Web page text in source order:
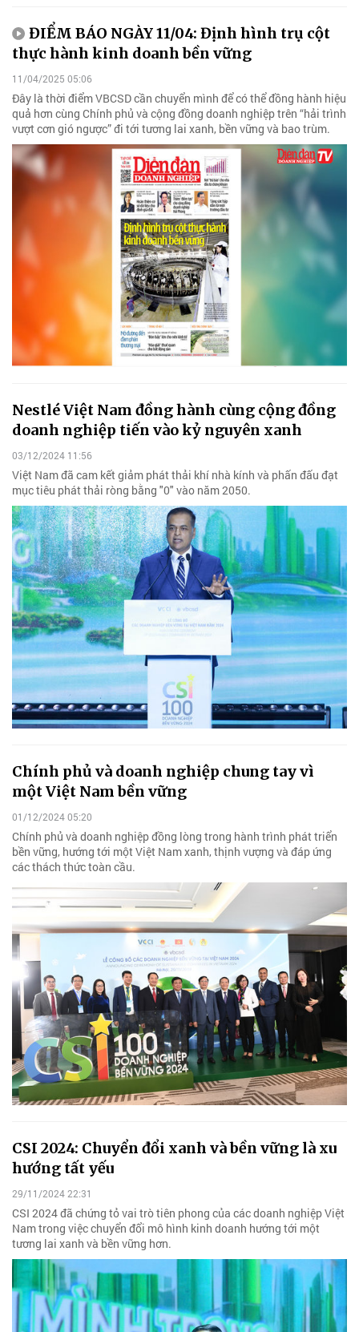
ĐIỂM BÁO NGÀY 11/04: Định hình trụ cột
thực hành kinh doanh bền vững
11/04/2025 05:06
Đây là thời điểm VBCSD cần chuyển mình để có thể đồng hành hiệu
quả hơn cùng Chính phủ và cộng đồng doanh nghiệp trên “hải trình
vượt cơn gió ngược” đi tới tương lai xanh, bền vững và bao trùm.
Nestlé Việt Nam đồng hành cùng cộng đồng
doanh nghiệp tiến vào kỷ nguyên xanh
03/12/2024 11:56
Việt Nam đã cam kết giảm phát thải khí nhà kính và phấn đấu đạt
mục tiêu phát thải ròng bằng "0" vào năm 2050.
Chính phủ và doanh nghiệp chung tay vì
một Việt Nam bền vững
01/12/2024 05:20
Chính phủ và doanh nghiệp đồng lòng trong hành trình phát triển
bền vững, hướng tới một Việt Nam xanh, thịnh vượng và đáp ứng
các thách thức toàn cầu.
CSI 2024: Chuyển đổi xanh và bền vững là xu
hướng tất yếu
29/11/2024 22:31
CSI 2024 đã chứng tỏ vai trò tiên phong của các doanh nghiệp Việt
Nam trong việc chuyển đổi mô hình kinh doanh hướng tới một
tương lai xanh và bền vững hơn.